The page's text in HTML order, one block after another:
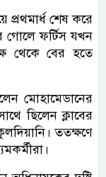
প্রথমার্ধ শেষ করে
গোলে ফর্টিস যখন
থেকে বের হতে
মোহামেডানের
ছিলেন ক্লাবের
ততক্ষণে